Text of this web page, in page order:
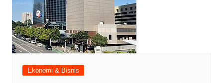
Ekonomi & Bisnis